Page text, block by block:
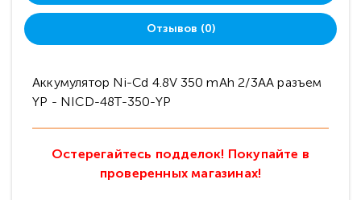
Отзывов (0)
Аккумулятор Ni-Cd 4.8V 350 mAh 2/3AA разъем
YP - NICD-48T-350-YP
Остерегайтесь подделок! Покупайте в
проверенных магазинах!